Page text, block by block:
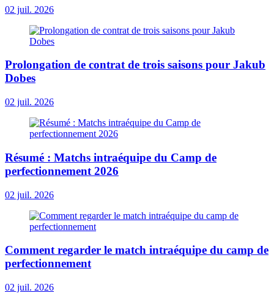
02 juil. 2026
Prolongation de contrat de trois saisons pour Jakub
Dobes
02 juil. 2026
Résumé : Matchs intraéquipe du Camp de
perfectionnement 2026
02 juil. 2026
Comment regarder le match intraéquipe du camp de
perfectionnement
02 juil. 2026